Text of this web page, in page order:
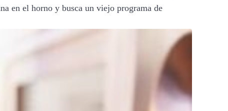
en el horno y busca un viejo programa de